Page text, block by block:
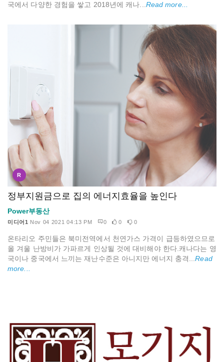
국에서 다양한 경험을 쌓고 2018년에 캐나...Read more...
R
정부지원금으로 집의 에너지효율을 높인다
Power부동산
미디어1 Nov 04 2021 04:13 PM 0 0 0
온타리오 주민들은 북미전역에서 천연가스 가격이 급등하였으므로
올 겨울 난방비가 가파르게 인상될 것에 대비해야 한다.캐나다는 영
국이나 중국에서 느끼는 재난수준은 아니지만 에너지 충격...Read
more...